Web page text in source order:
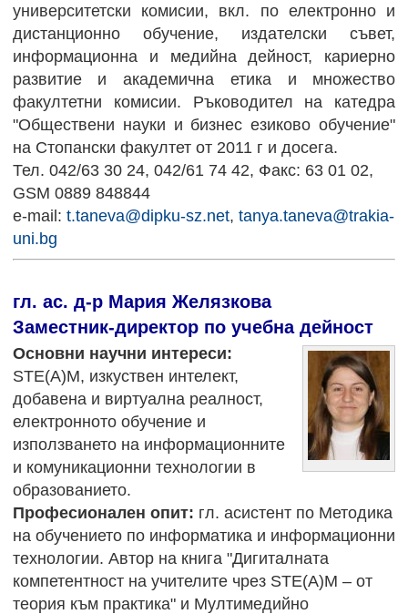
университетски комисии, вкл. по електронно и
дистанционно обучение, издателски съвет,
информационна и медийна дейност, кариерно
развитие и академична етика и множество
факултетни комисии. Ръководител на катедра
"Обществени науки и бизнес езиково обучение"
на Стопански факултет от 2011 г и досега.
Тел. 042/63 30 24, 042/61 74 42, Факс: 63 01 02,
GSM 0889 848844
e-mail: t.taneva@dipku-sz.net, tanya.taneva@trakia-
uni.bg
гл. ас. д-р Мария Желязкова
Заместник-директор по учебна дейност
Основни научни интереси:
STE(А)M, изкуствен интелект,
добавена и виртуална реалност,
електронното обучение и
използването на информационните
и комуникационни технологии в
образованието.
Професионален опит: гл. асистент по Методика
на обучението по информатика и информационни
технологии. Автор на книга "Дигиталната
компетентност на учителите чрез STE(A)M – от
теория към практика" и Мултимедийно